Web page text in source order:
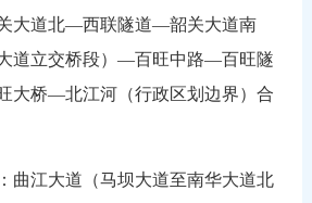
大道北—西联隧道—韶关大道南
大道立交桥段）—百旺中路—百旺隧
桥—北江河（行政区划边界）合
江大道（马坝大道至南华大道北